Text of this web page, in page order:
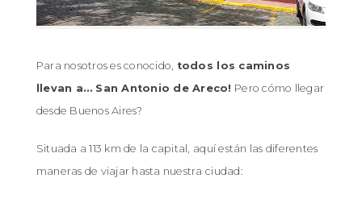
Para nosotros es conocido, todos los caminos
llevan a… San Antonio de Areco! Pero cómo llegar
desde Buenos Aires?
Situada a 113 km de la capital, aquí están las diferentes
maneras de viajar hasta nuestra ciudad: